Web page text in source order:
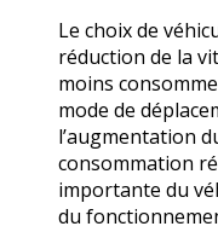
Le choix de
réduction de la
moins
mode de
l’augmentation
consommation
importante du
du